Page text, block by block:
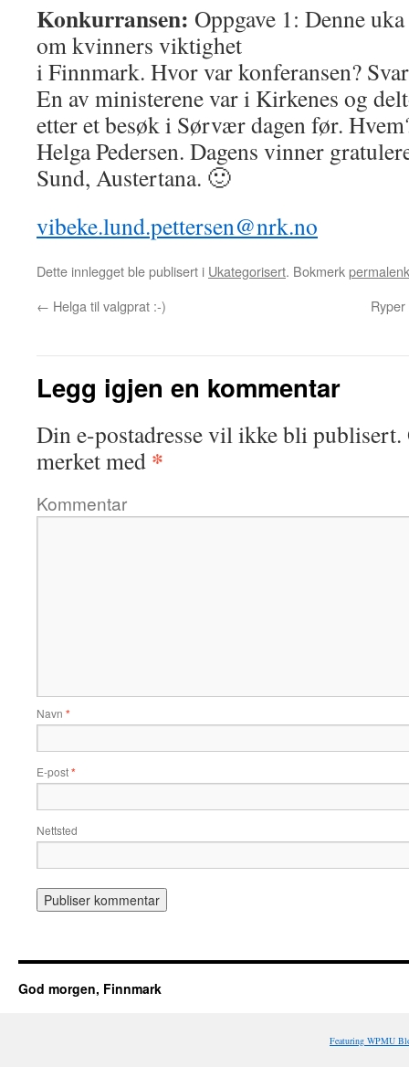
Konkurransen: Oppgave 1: Denne
om kvinners viktighet
i Finnmark. Hvor var konferansen?
En av ministerene var i Kirkenes og
etter et besøk i Sørvær dagen før.
Helga Pedersen. Dagens vinner
Sund, Austertana. 🙂
vibeke.lund.pettersen@nrk.no
Dette innlegget ble publisert i Ukategorisert. Bokmerk
← Helga til valgprat :-)
Legg igjen en kommentar
Din e-postadresse vil ikke bli publisert.
merket med *
Kommentar
Navn *
E-post*
Nettsted
God morgen, Finnmark
Featuring WPMU